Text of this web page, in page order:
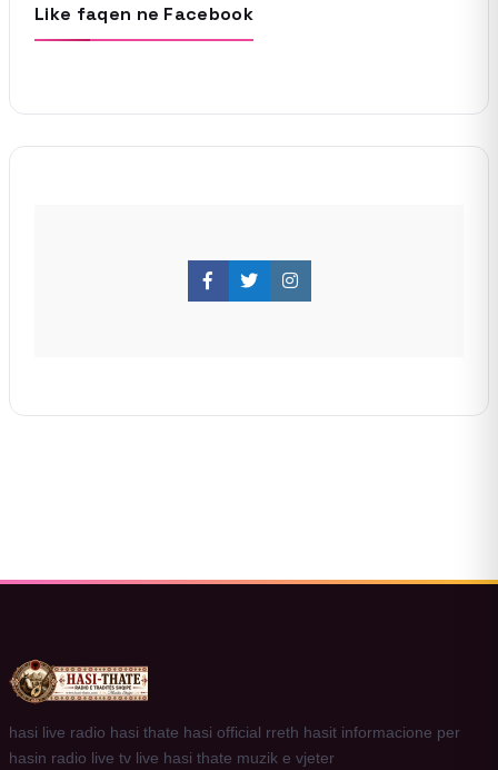
Like faqen ne Facebook
FacebookTwitterInstagram
hasi live radio hasi thate hasi official rreth hasit informacione per
hasin radio live tv live hasi thate muzik e vjeter